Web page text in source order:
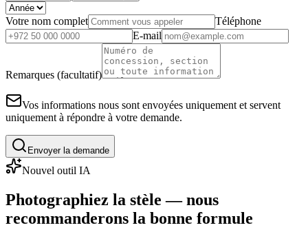
Votre nom complet
Téléphone
E-mail
Remarques (facultatif)
Vos informations nous sont envoyées uniquement et servent
uniquement à répondre à votre demande.
Envoyer la demande
Nouvel outil IA
Photographiez la stèle — nous
recommanderons la bonne formule